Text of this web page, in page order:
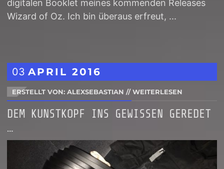
digitalen Booklet meines kommenden Releases
Wizard of Oz. Ich bin überaus erfreut, ...
03APRIL2016
ERSTELLT VON: ALEXSEBASTIAN //WEITERLESEN
DEM KUNSTKOPF INS GEWISSEN GEREDET
…